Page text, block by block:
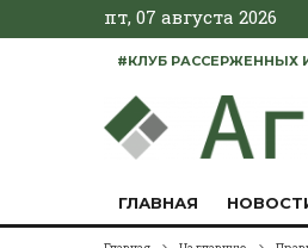
пт, 07 августа 2026
#КЛУБ РАССЕРЖЕННЫХ
ГЛАВНАЯ